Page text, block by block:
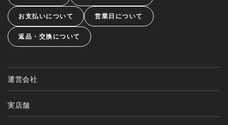
お支払いについて 営業日について
返品・交換について
運営会社
実店舗